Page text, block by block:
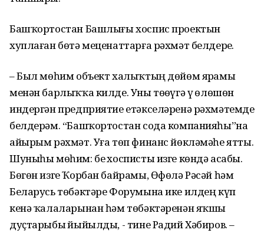
Башҡортостан Башлығы хоспис проектын
хуплаған бөтә меценаттарға рәхмәт белдерҙе.
– Был мөһим объект халыҡтың дөйөм ярҙамы
менән барлыҡҡа килде. Уны төҙөүгә үҙ өлөшөн
индергән предприятие етәкселәренә рәхмәтемде
белдерәм. “Башҡортостан сода компанияһы”на
айырым рәхмәт. Уға төп финанс йөкләмәһе ятты.
Шуныһы мөһим: беҙ хосписты изге көндә асабыҙ.
Бөгөн изге Ҡорбан байрамы, Өфөлә Рәсәй һәм
Беларусь төбәктәре Форумына ике илдең күп
кенә ҡалаларынан һәм төбәктәренән яҡшы
дуҫтарыбыҙ йыйылды, - тине Радий Хәбиров. –